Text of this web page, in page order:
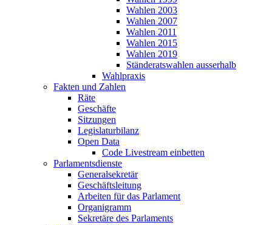
Wahlen 2003
Wahlen 2007
Wahlen 2011
Wahlen 2015
Wahlen 2019
Ständeratswahlen ausserhalb
Wahlpraxis
Fakten und Zahlen
Räte
Geschäfte
Sitzungen
Legislaturbilanz
Open Data
Code Livestream einbetten
Parlamentsdienste
Generalsekretär
Geschäftsleitung
Arbeiten für das Parlament
Organigramm
Sekretäre des Parlaments